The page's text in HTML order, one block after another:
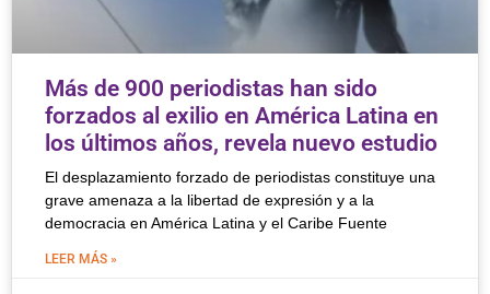
Más de 900 periodistas han sido
forzados al exilio en América Latina en
los últimos años, revela nuevo estudio
El desplazamiento forzado de periodistas constituye una
grave amenaza a la libertad de expresión y a la
democracia en América Latina y el Caribe Fuente
LEER MÁS »